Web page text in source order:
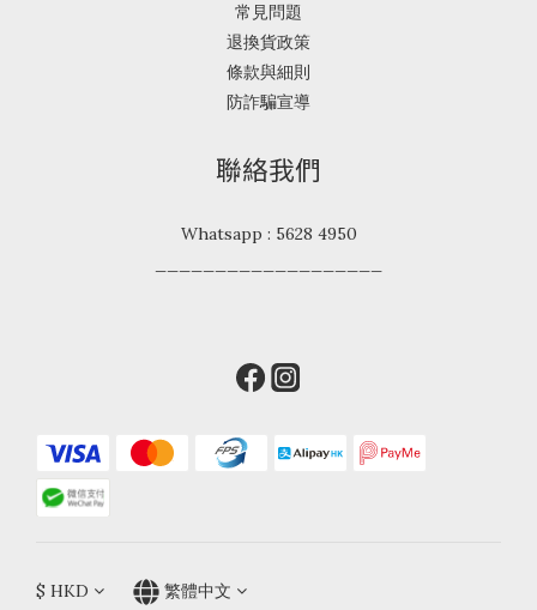
常見問題
退換貨政策
條款與細則
防詐騙宣導
聯絡我們
Whatsapp : 5628 4950
$ HKD 繁體中文